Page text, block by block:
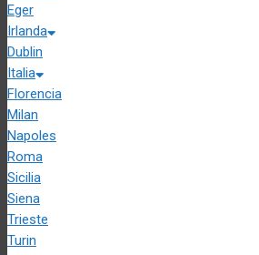
Eger
Irlanda
Dublin
Italia
Florencia
Milan
Napoles
Roma
Sicilia
Siena
Trieste
Turin